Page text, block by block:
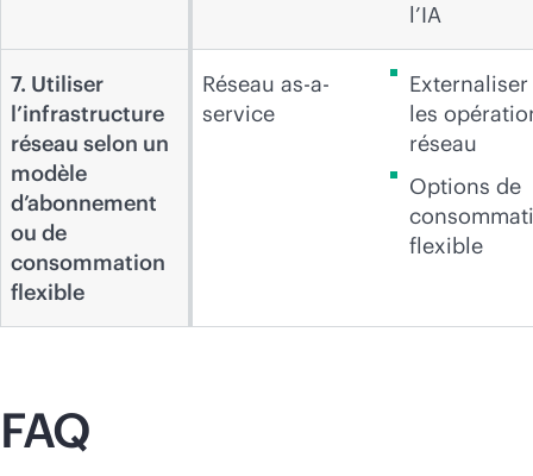
l’IA
7. Utiliser
l’infrastructure
réseau selon un
modèle
d’abonnement
ou de
consommation
flexible
Réseau as-a-
service
Externaliser
les
réseau
Options de
flexible
FAQ